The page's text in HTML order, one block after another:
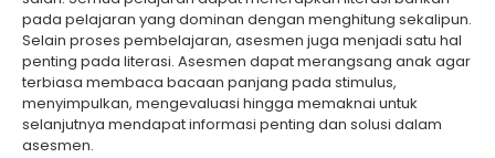
pada pelajaran yang dominan dengan menghitung sekalipun.
Selain proses pembelajaran, asesmen juga menjadi satu hal
penting pada literasi. Asesmen dapat merangsang anak agar
terbiasa membaca bacaan panjang pada stimulus,
menyimpulkan, mengevaluasi hingga memaknai untuk
selanjutnya mendapat informasi penting dan solusi dalam
asesmen.